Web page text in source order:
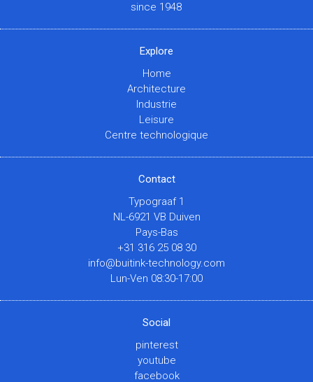
since 1948
Explore
Home
Architecture
Industrie
Leisure
Centre technologique
Contact
Typograaf 1
NL-6921 VB Duiven
Pays-Bas
+31 316 25 08 30
info@buitink-technology.com
Lun-Ven 08:30-17:00
Social
pinterest
youtube
facebook